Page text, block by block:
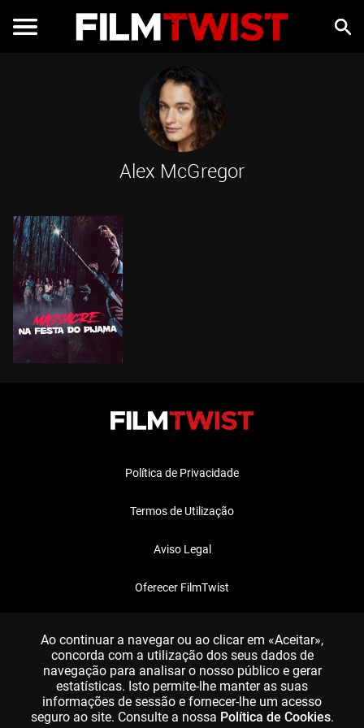
Alex McGregor
Política de Privacidade
Termos de Utilização
Aviso Legal
Oferecer FilmTwist
Ao continuar a navegar ou ao clicar em «Aceitar»,
concorda com a utilização dos seus dados de
navegação para analisar o nosso público e gerar
estatísticas. Isto permite-lhe manter as suas
informações de sessão e fornecer-lhe um acesso
seguro ao site. Consulte a nossa Política de Cookies.